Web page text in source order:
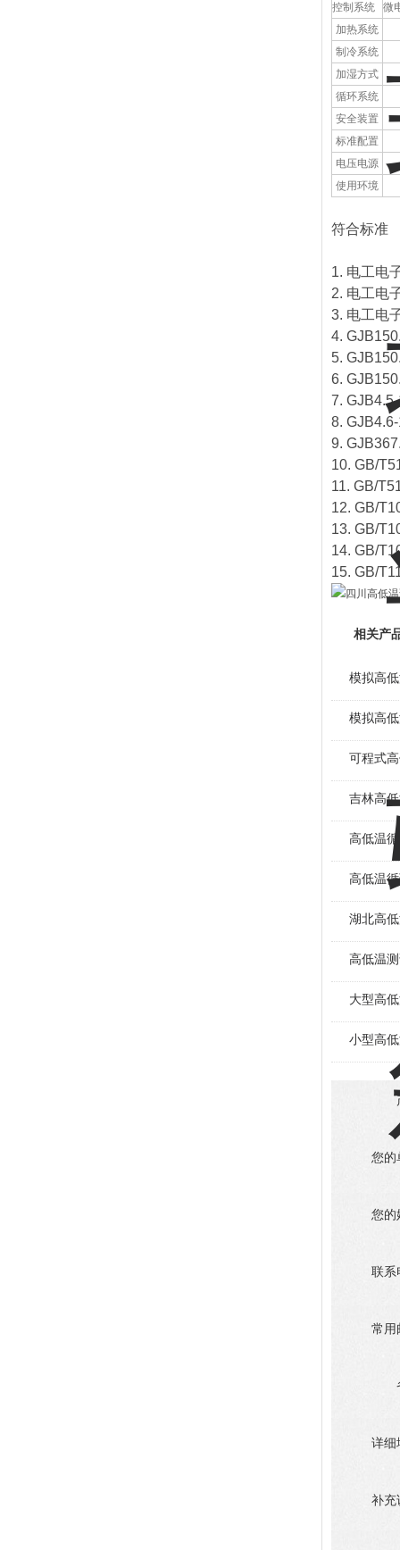
控制系统
微
加热系统
制冷系统
加湿方式
循环系统
安全装置
标准配置
电压电源
使用环境
符合标准
1. 电工电
2. 电工电
3. 电工电
4.
5.
6.
7.
8.
9.
10. GB/
11. GB/
12. GB/
13. GB/
14. GB/
15. GB/
相关产
模拟高
模拟高
可程式
吉林高
高低温
高低温
湖北高
高低温
大型高
小型高
您的
您的
联系
常用
详细
补充